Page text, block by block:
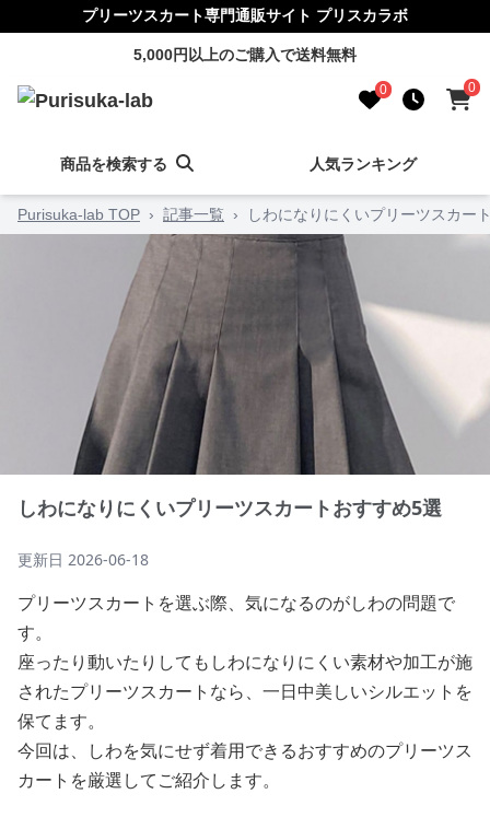
プリーツスカート専門通販サイト プリスカラボ
5,000円以上のご購入で送料無料
0 0
商品を検索する 人気ランキング
Purisuka-lab TOP › 記事一覧 › しわになりにくいプリーツスカー
しわになりにくいプリーツスカートおすすめ5選
更新日 2026-06-18
プリーツスカートを選ぶ際、気になるのがしわの問題で
す。
座ったり動いたりしてもしわになりにくい素材や加工が施
されたプリーツスカートなら、一日中美しいシルエットを
保てます。
今回は、しわを気にせず着用できるおすすめのプリーツス
カートを厳選してご紹介します。